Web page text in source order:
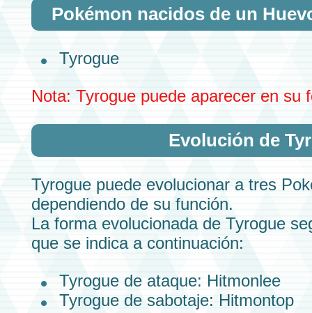
Pokémon nacidos de un
Tyrogue
Nota: Tyroguepuede aparecer en su
Evolución de
Tyroguepuede evolucionar a tres
dependiendo de sufunción.
La forma evolucionada de Tyrogue
que se indica a continuación:
Tyroguede ataque: Hitmonlee
Tyroguede sabotaje: Hitmontop